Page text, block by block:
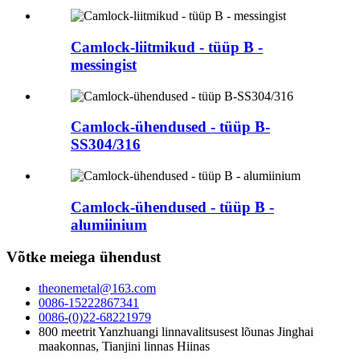
Camlock-liitmikud - tüüp B -
messingist
Camlock-ühendused - tüüp B-
SS304/316
Camlock-ühendused - tüüp B -
alumiinium
Võtke meiega ühendust
theonemetal@163.com
0086-15222867341
0086-(0)22-68221979
800 meetrit Yanzhuangi linnavalitsusest lõunas Jinghai
maakonnas, Tianjini linnas Hiinas